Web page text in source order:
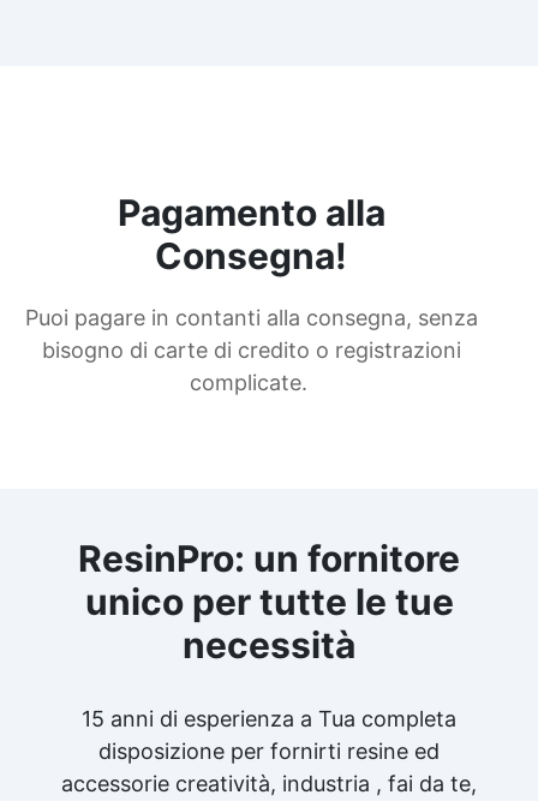
Pagamento alla
Consegna!
Puoi pagare in contanti alla consegna, senza
bisogno di carte di credito o registrazioni
complicate.
ResinPro: un fornitore
unico per tutte le tue
necessità
15 anni di esperienza a Tua completa
disposizione per fornirti resine ed
accessorie creatività, industria , fai da te,